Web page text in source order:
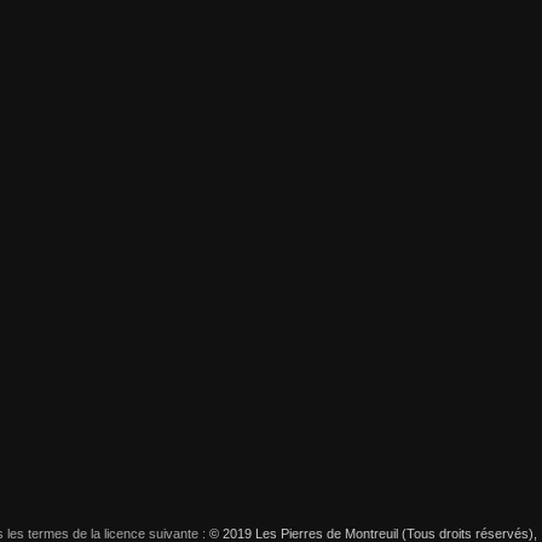
termes de la licence suivante : © 2019 Les Pierres de Montreuil (Tous droits réservés),